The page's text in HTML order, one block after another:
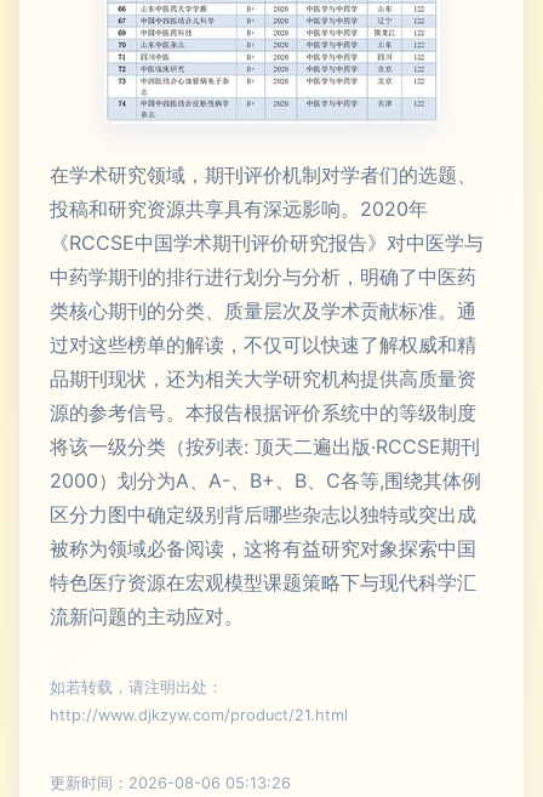
在学术研究领域，期刊评价机制对学者们的选题、
投稿和研究资源共享具有深远影响。2020年
《RCCSE中国学术期刊评价研究报告》对中医学与
中药学期刊的排行进行划分与分析，明确了中医药
类核心期刊的分类、质量层次及学术贡献标准。通
过对这些榜单的解读，不仅可以快速了解权威和精
品期刊现状，还为相关大学研究机构提供高质量资
源的参考信号。本报告根据评价系统中的等级制度
将该一级分类（按列表: 顶天二遍出版·RCCSE期刊
2000）划分为A、A-、B+、B、C各等,围绕其体例
区分力图中确定级别背后哪些杂志以独特或突出成
被称为领域必备阅读，这将有益研究对象探索中国
特色医疗资源在宏观模型课题策略下与现代科学汇
流新问题的主动应对。
如若转载，请注明出处：
http://www.djkzyw.com/product/21.html
更新时间：2026-08-06 05:13:26